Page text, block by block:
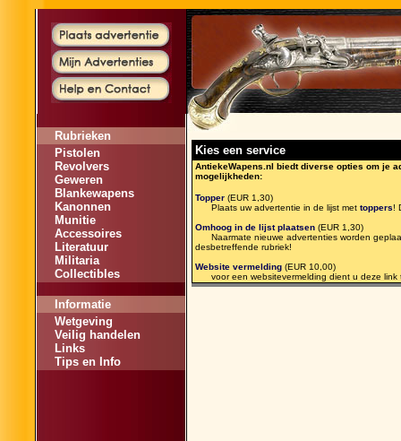
Rubrieken
Pistolen
Revolvers
Geweren
Blankewapens
Kanonnen
Munitie
Accessoires
Literatuur
Militaria
Collectibles
Informatie
Wetgeving
Veilig handelen
Links
Tips en Info
Kies een service
AntiekeWapens.nl biedt diverse opties om je
mogelijkheden:
Topper (EUR 1,30)
Plaats uw advertentie in de lijst met toppers!
Omhoog in de lijst plaatsen (EUR 1,30)
Naarmate nieuwe advertenties worden
desbetreffende rubriek!
Website vermelding (EUR 10,00)
voor een websitevermelding dient u deze link